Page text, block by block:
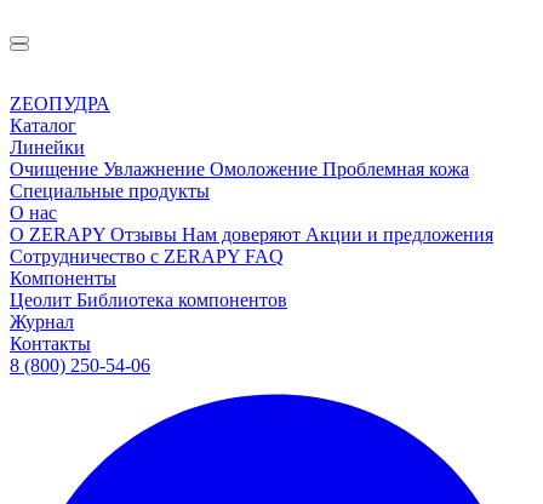
ZEOПУДРА
Каталог
Линейки
Очищение Увлажнение Омоложение Проблемная кожа
Специальные продукты
О нас
О ZERAPY Отзывы Нам доверяют Акции и предложения
Сотрудничество с ZERAPY FAQ
Компоненты
Цеолит Библиотека компонентов
Журнал
Контакты
8 (800) 250-54-06